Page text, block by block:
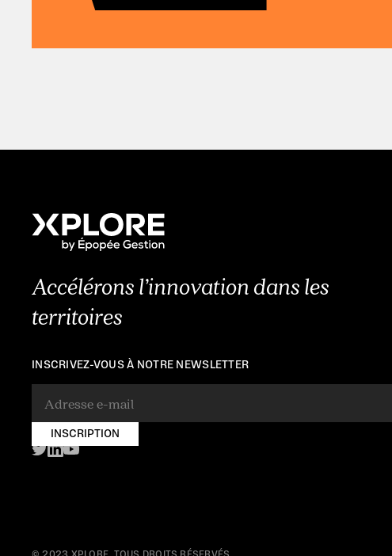
Accélérons l’innovation dans les
territoires
INSCRIVEZ-VOUS À NOTRE NEWSLETTER